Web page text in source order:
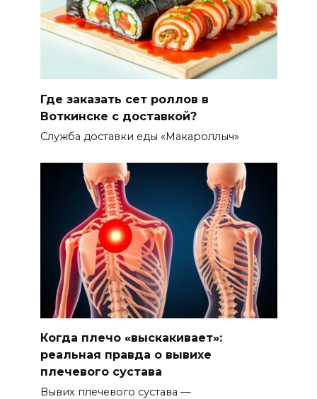
Где заказать сет роллов в
Воткинске с доставкой?
Служба доставки еды «Макароллыч»
Когда плечо «выскакивает»:
реальная правда о вывихе
плечевого сустава
Вывих плечевого сустава —